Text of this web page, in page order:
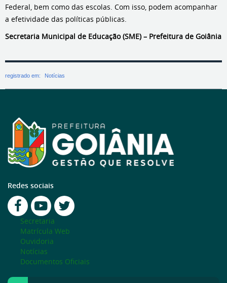
Federal, bem como das escolas. Com isso, podem acompanhar
a efetividade das políticas públicas.
Secretaria Municipal de Educação (SME) – Prefeitura de Goiânia
registrado em: Notícias
Redes sociais
Secretaria
Matrícula Web
Ouvidoria
Notícias
Documentos Oficiais